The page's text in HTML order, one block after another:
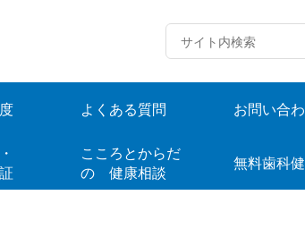
よくある質問 お問い合
こころとからだ
の 健康相談
無料歯科